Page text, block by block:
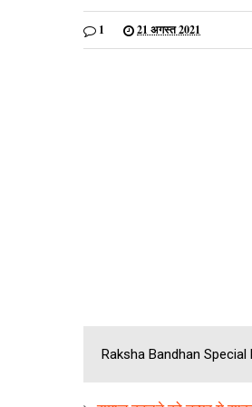
1 21 अगस्त 2021
Raksha Bandhan